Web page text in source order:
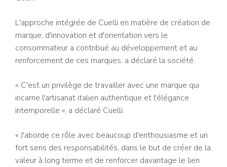
L'approche intégrée de Cuelli en matière de création de
marque, d'innovation et d'orientation vers le
consommateur a contribué au développement et au
renforcement de ces marques, a déclaré la société.
« C'est un privilège de travailler avec une marque qui
incarne l'artisanat italien authentique et l'élégance
intemporelle », a déclaré Cuelli.
« J'aborde ce rôle avec beaucoup d'enthousiasme et un
fort sens des responsabilités, dans le but de créer de la
valeur à long terme et de renforcer davantage le lien